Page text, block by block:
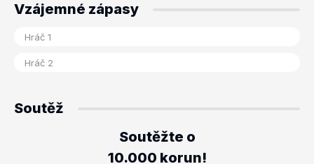
Vzájemné zápasy
Soutěž
Soutěžte o
10.000 korun!